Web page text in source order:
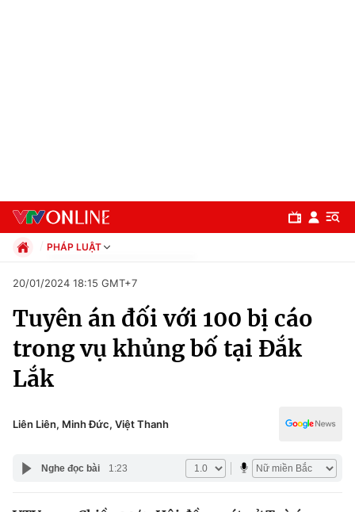
Chuyên mục
Chính trị
PHÁP LUẬT
Xã hội
Pháp luật
Thể thao
Truyền hình
Đời sống
Giáo dục
20/01/2024 18:15 GMT+7
Tuyên án đối với 100 bị cáo
trong vụ khủng bố tại Đắk
Lắk
Liên Liên, Minh Đức, Việt Thanh
Nghe đọc bài 1:23